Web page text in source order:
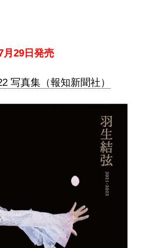
月29日発売
写真集（報知新聞社）